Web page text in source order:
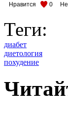
Нравится 0
Теги:
диабет
диетология
похудение